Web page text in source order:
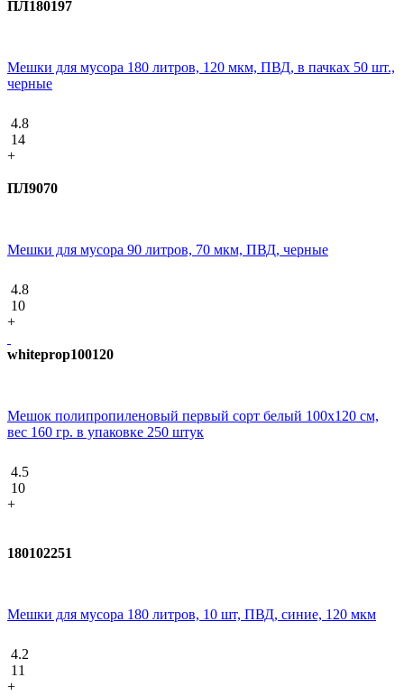
ПЛ180197
Мешки для мусора 180 литров, 120 мкм, ПВД, в пачках 50 шт.,
черные
4.8
14
+
ПЛ9070
Мешки для мусора 90 литров, 70 мкм, ПВД, черные
4.8
10
+
whiteprop100120
Мешок полипропиленовый первый сорт белый 100х120 см,
вес 160 гр. в упаковке 250 штук
4.5
10
+
180102251
Мешки для мусора 180 литров, 10 шт, ПВД, синие, 120 мкм
4.2
11
+